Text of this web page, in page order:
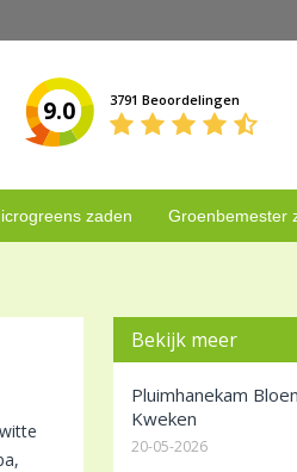
9.0 3791 Beoordelingen
zaden Groenbemester
Bekijk meer
Pluimhanekam
Kweken
20-05-2026